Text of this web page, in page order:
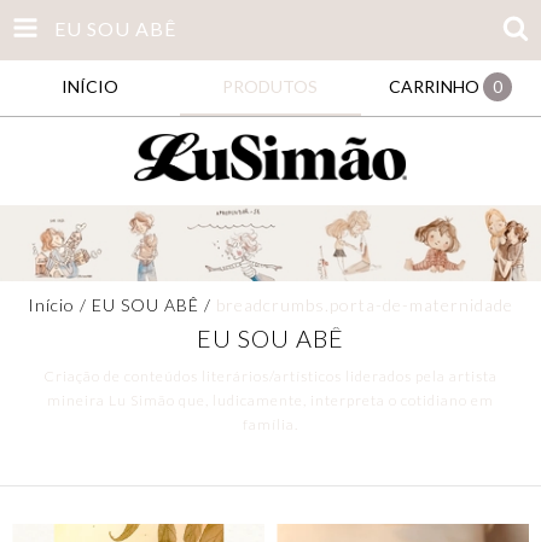
EU SOU ABÊ
INÍCIO PRODUTOS CARRINHO 0
Início / EU SOU ABÊ / breadcrumbs.porta-de-maternidade
EU SOU ABÊ
Criação de conteúdos literários/artísticos liderados pela artista
mineira Lu Simão que, ludicamente, interpreta o cotidiano em
família.